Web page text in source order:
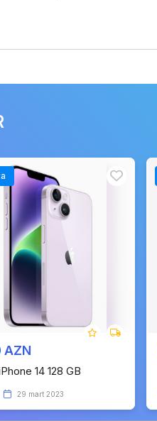
AZN
14 128 GB
29 mart 2023